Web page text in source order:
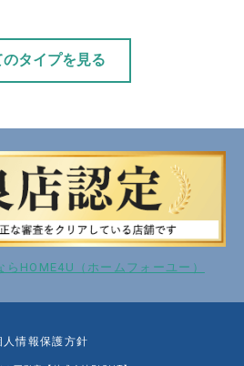
のタイプを見る
人情報保護方針